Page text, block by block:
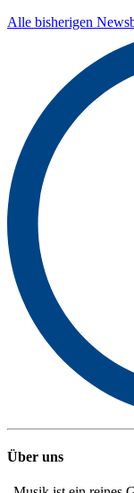
Alle bisherigen
Über uns